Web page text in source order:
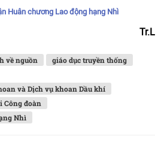
Huân chương Lao động hạng Nhì
Tr.L
về nguồn
giáo dục truyền thống
và Dịch vụ khoan Dầu khí
Công đoàn
Nhì